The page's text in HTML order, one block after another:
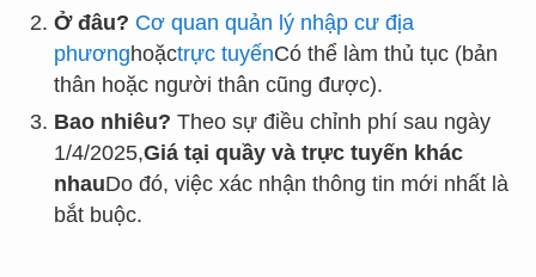
Ở đâu? Cơ quan quản lý nhập cư địa
phươnghoặctrực tuyếnCó thể làm thủ tục (bản
thân hoặc người thân cũng được).
Bao nhiêu? Theo sự điều chỉnh phí sau ngày
1/4/2025,Giá tại quầy và trực tuyến khác
nhauDo đó, việc xác nhận thông tin mới nhất là
bắt buộc.